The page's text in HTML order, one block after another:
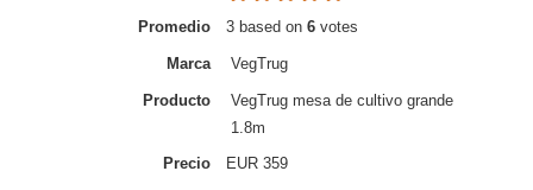
Promedio 3 based on6 votes
Marca VegTrug
Producto
VegTrug mesa de cultivo grande
1.8m
Precio EUR 359